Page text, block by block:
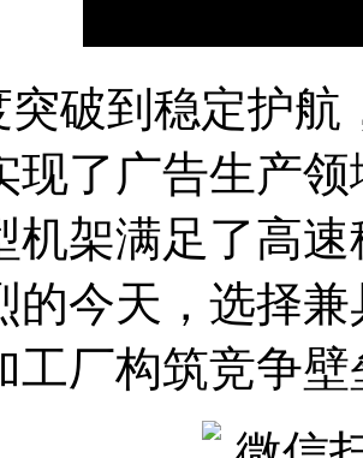
突破到稳定护
现了广告生产
机架满足了高
的今天，选择
工厂构筑竞争